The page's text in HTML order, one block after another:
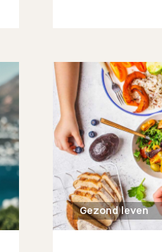
Gezond leven